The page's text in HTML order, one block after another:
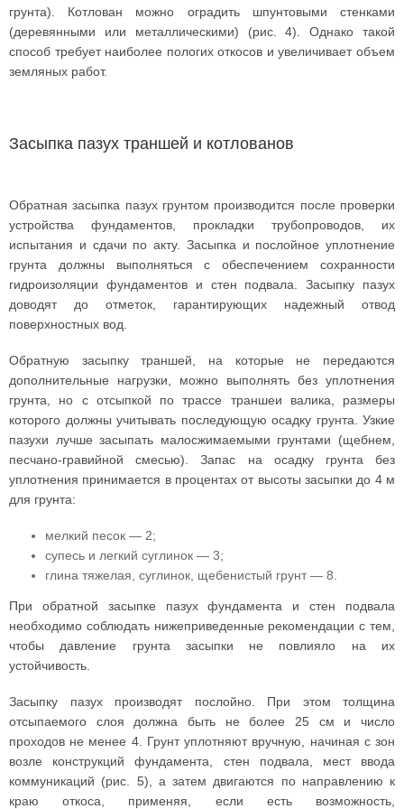
грунта). Котлован можно оградить шпунтовыми стенками
(деревянными или металлическими) (рис. 4). Однако такой
способ требует наиболее пологих откосов и увеличивает объем
земляных работ.
Засыпка пазух траншей и котлованов
Обратная засыпка пазух грунтом производится после проверки
устройства фундаментов, прокладки трубопроводов, их
испытания и сдачи по акту. Засыпка и послойное уплотнение
грунта должны выполняться с обеспечением сохранности
гидроизоляции фундаментов и стен подвала. Засыпку пазух
доводят до отметок, гарантирующих надежный отвод
поверхностных вод.
Обратную засыпку траншей, на которые не передаются
дополнительные нагрузки, можно выполнять без уплотнения
грунта, но с отсыпкой по трассе траншеи валика, размеры
которого должны учитывать последующую осадку грунта. Узкие
пазухи лучше засыпать малосжимаемыми грунтами (щебнем,
песчано-гравийной смесью). Запас на осадку грунта без
уплотнения принимается в процентах от высоты засыпки до 4 м
для грунта:
мелкий песок — 2;
супесь и легкий суглинок — 3;
глина тяжелая, суглинок, щебенистый грунт — 8.
При обратной засыпке пазух фундамента и стен подвала
необходимо соблюдать нижеприведенные рекомендации с тем,
чтобы давление грунта засыпки не повлияло на их
устойчивость.
Засыпку пазух производят послойно. При этом толщина
отсыпаемого слоя должна быть не более 25 см и число
проходов не менее 4. Грунт уплотняют вручную, начиная с зон
возле конструкций фундамента, стен подвала, мест ввода
коммуникаций (рис. 5), а затем двигаются по направлению к
краю откоса, применяя, если есть возможность,